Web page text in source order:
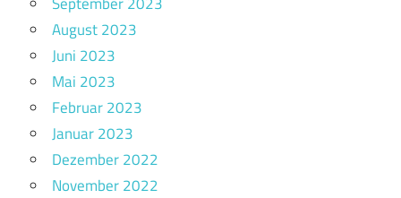
August 2023
Juni 2023
Mai 2023
Februar 2023
Januar 2023
Dezember 2022
November 2022